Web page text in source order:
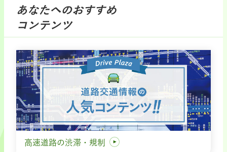
あなたへのおすすめ
コンテンツ
高速道路の渋滞・規制